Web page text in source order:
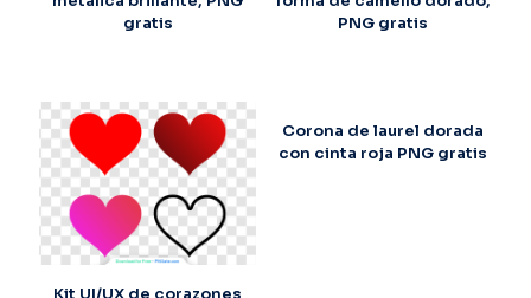
gratis
PNG gratis
Kit UI/UX de corazones
Corona de laurel dorada
con cinta roja PNG gratis